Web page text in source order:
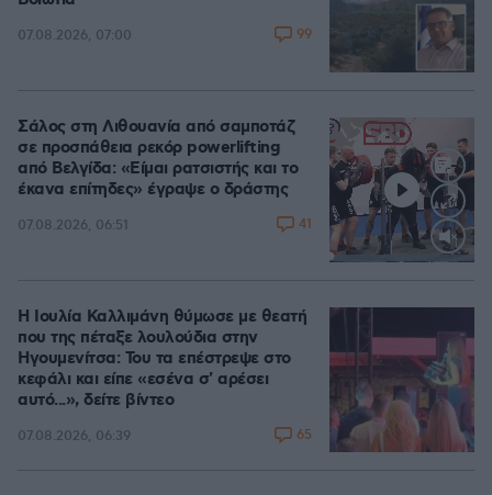
07.08.2026, 07:00 99
Loaded
Σάλος στη Λιθουανία από σαμποτάζ
σε προσπάθεια ρεκόρ powerlifting
από Βελγίδα: «Είμαι ρατσιστής και το
έκανα επίτηδες» έγραψε ο δράστης
07.08.2026, 06:51 41
Η Ιουλία Καλλιμάνη θύμωσε με θεατή
που της πέταξε λουλούδια στην
Ηγουμενίτσα: Του τα επέστρεψε στο
κεφάλι και είπε «εσένα σ' αρέσει
αυτό...», δείτε βίντεο
07.08.2026, 06:39 65